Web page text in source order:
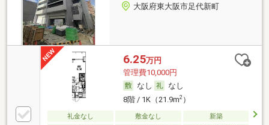
大阪府東大阪市足代新町
6.25万円
管理費10,000円
なし
なし
8階 / 1K（21.9m2）
礼金なし 敷金なし
新築